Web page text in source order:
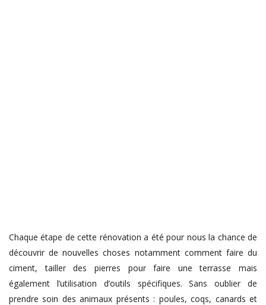
Chaque étape de cette rénovation a été pour nous la chance de
découvrir de nouvelles choses notamment comment faire du
ciment, tailler des pierres pour faire une terrasse mais
également l’utilisation d’outils spécifiques. Sans oublier de
prendre soin des animaux présents : poules, coqs, canards et